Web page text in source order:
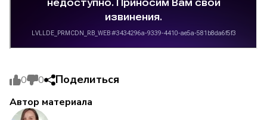
0 0 Поделиться
Автор материала